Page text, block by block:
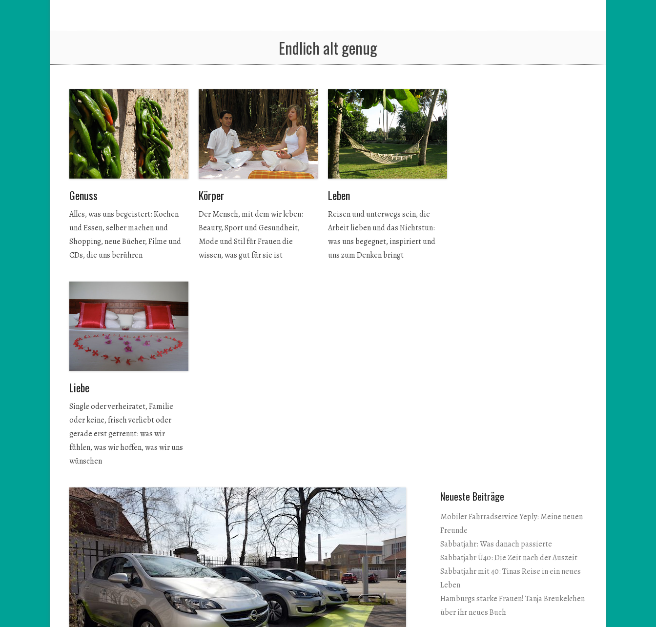
Endlich alt genug
Genuss
Alles, was uns begeistert: Kochen
und Essen, selber machen und
Shopping, neue Bücher, Filme und
CDs, die uns berühren
Körper
Der Mensch, mit dem wir leben:
Beauty, Sport und Gesundheit,
Mode und Stil für Frauen die
wissen, was gut für sie ist
Leben
Reisen und unterwegs sein, die
Arbeit lieben und das Nichtstun:
was uns begegnet, inspiriert und
uns zum Denken bringt
Liebe
Single oder verheiratet, Familie
oder keine, frisch verliebt oder
gerade erst getrennt: was wir
fühlen, was wir hoffen, was wir uns
wünschen
Neueste Beiträge
Mobiler Fahrradservice Yeply: Meine neuen
Freunde
Sabbatjahr: Was danach passierte
Sabbatjahr Ü40: Die Zeit nach der Auszeit
Sabbatjahr mit 40: Tinas Reise in ein neues
Leben
Hamburgs starke Frauen! Tanja Breukelchen
über ihr neues Buch